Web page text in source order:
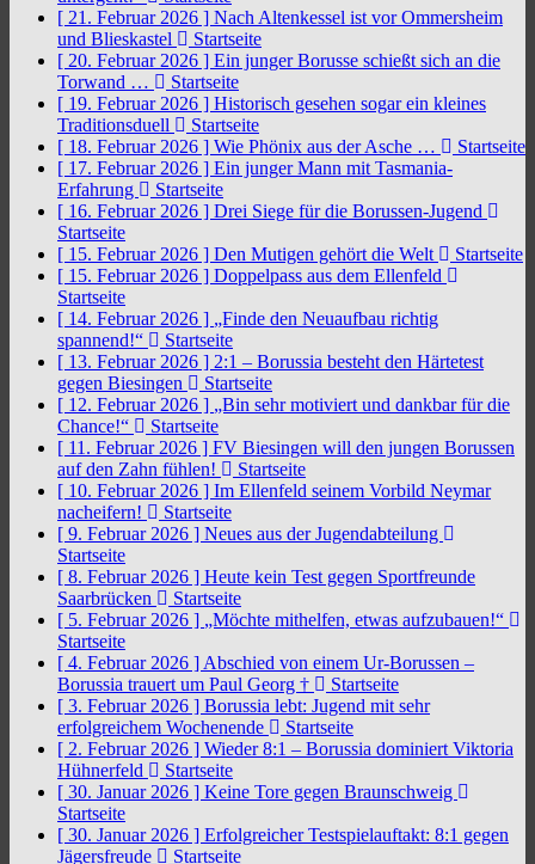
[ 21. Februar 2026 ] Nach Altenkessel ist vor Ommersheim
und Blieskastel
Startseite
[ 20. Februar 2026 ] Ein junger Borusse schießt sich an die
Torwand …
Startseite
[ 19. Februar 2026 ] Historisch gesehen sogar ein kleines
Traditionsduell
Startseite
[ 18. Februar 2026 ] Wie Phönix aus der Asche …
Startseite
[ 17. Februar 2026 ] Ein junger Mann mit Tasmania-
Erfahrung
Startseite
[ 16. Februar 2026 ] Drei Siege für die Borussen-Jugend
Startseite
[ 15. Februar 2026 ] Den Mutigen gehört die Welt
Startseite
[ 15. Februar 2026 ] Doppelpass aus dem Ellenfeld
Startseite
[ 14. Februar 2026 ] „Finde den Neuaufbau richtig
spannend!“
Startseite
[ 13. Februar 2026 ] 2:1 – Borussia besteht den Härtetest
gegen Biesingen
Startseite
[ 12. Februar 2026 ] „Bin sehr motiviert und dankbar für die
Chance!“
Startseite
[ 11. Februar 2026 ] FV Biesingen will den jungen Borussen
auf den Zahn fühlen!
Startseite
[ 10. Februar 2026 ] Im Ellenfeld seinem Vorbild Neymar
nacheifern!
Startseite
[ 9. Februar 2026 ] Neues aus der Jugendabteilung
Startseite
[ 8. Februar 2026 ] Heute kein Test gegen Sportfreunde
Saarbrücken
Startseite
[ 5. Februar 2026 ] „Möchte mithelfen, etwas aufzubauen!“
Startseite
[ 4. Februar 2026 ] Abschied von einem Ur-Borussen –
Borussia trauert um Paul Georg †
Startseite
[ 3. Februar 2026 ] Borussia lebt: Jugend mit sehr
erfolgreichem Wochenende
Startseite
[ 2. Februar 2026 ] Wieder 8:1 – Borussia dominiert Viktoria
Hühnerfeld
Startseite
[ 30. Januar 2026 ] Keine Tore gegen Braunschweig
Startseite
[ 30. Januar 2026 ] Erfolgreicher Testspielauftakt: 8:1 gegen
Jägersfreude
Startseite